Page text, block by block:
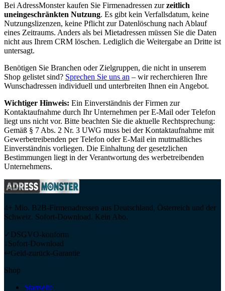
Bei AdressMonster kaufen Sie Firmenadressen zur zeitlich
uneingeschränkten Nutzung. Es gibt kein Verfallsdatum, keine
Nutzungslizenzen, keine Pflicht zur Datenlöschung nach Ablauf
eines Zeitraums. Anders als bei Mietadressen müssen Sie die Daten
nicht aus Ihrem CRM löschen. Lediglich die Weitergabe an Dritte ist
untersagt.
Benötigen Sie Branchen oder Zielgruppen, die nicht in unserem
Shop gelistet sind? Sprechen Sie uns an – wir recherchieren Ihre
Wunschadressen individuell und unterbreiten Ihnen ein Angebot.
Wichtiger Hinweis: Ein Einverständnis der Firmen zur
Kontaktaufnahme durch Ihr Unternehmen per E-Mail oder Telefon
liegt uns nicht vor. Bitte beachten Sie die aktuelle Rechtsprechung:
Gemäß § 7 Abs. 2 Nr. 3 UWG muss bei der Kontaktaufnahme mit
Gewerbetreibenden per Telefon oder E-Mail ein mutmaßliches
Einverständnis vorliegen. Die Einhaltung der gesetzlichen
Bestimmungen liegt in der Verantwortung des werbetreibenden
Unternehmens.
4+ Mio. B2B-Firmenadressen aus Deutschland, Österreich und der
Schweiz. Sofort-Download. Kein Abo.
✓ DSGVO-konform
↓Sofort-Download
↩Geld-zurück-Garantie
Shop
Startseite